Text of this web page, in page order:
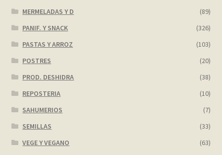
MERMELADAS Y D
(89)
PANIF. Y SNACK
(326)
PASTAS Y ARROZ
(103)
POSTRES
(20)
PROD. DESHIDRA
(38)
REPOSTERIA
(10)
SAHUMERIOS
(7)
SEMILLAS
(33)
VEGE Y VEGANO
(63)